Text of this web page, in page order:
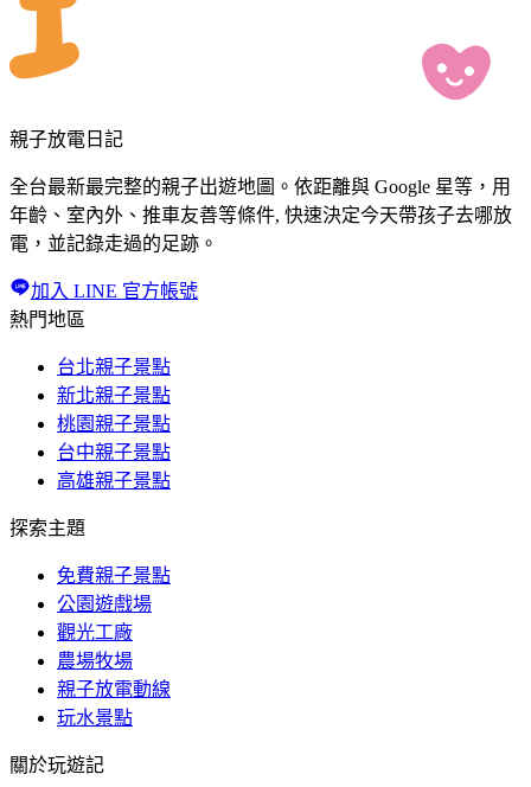
親子放電日記
全台最新最完整的親子出遊地圖。依距離與 Google 星等，用
年齡、室內外、推車友善等條件, 快速決定今天帶孩子去哪放
電，並記錄走過的足跡。
加入 LINE 官方帳號
熱門地區
台北親子景點
新北親子景點
桃園親子景點
台中親子景點
高雄親子景點
探索主題
免費親子景點
公園遊戲場
觀光工廠
農場牧場
親子放電動線
玩水景點
關於玩遊記